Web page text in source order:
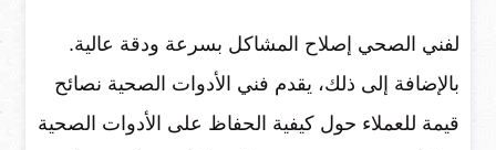
لفني الصحي إصلاح المشاكل بسرعة ودقة عالية.
بالإضافة إلى ذلك، يقدم فني الأدوات الصحية نصائح
قيمة للعملاء حول كيفية الحفاظ على الأدوات الصحية